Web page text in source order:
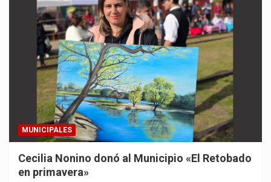
MUNICIPALES
Cecilia Nonino donó al Municipio «El Retobado
en primavera»